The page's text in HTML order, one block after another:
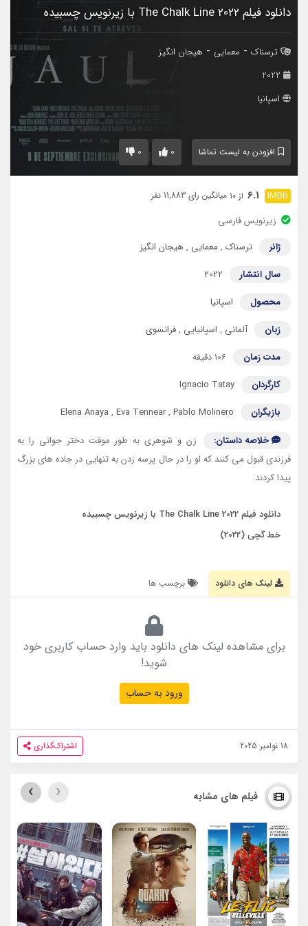
دانلود فیلم The Chalk Line 2022 با زیرنویس چسبیده
ترسناک - معمایی - هیجان انگیز
2022
اسپانیا
افزودن به لیست تماشا 0
0
6.1 از 10 میانگین رای 11,883 نفر
زیرنویس فارسی
ژانر
ترسناک , معمایی , هیجان انگیز
سال انتشار
2022
محصول
اسپانیا
زبان
آلمانی , اسپانیایی ,فرانسوی
مدت زمان
106 دقیقه
کارگردان
Ignacio Tatay
بازیگران
Elena Anaya , Eva Tennear, Pablo Molinero
خلاصه داستان:
زن و شوهری به طور موقت دختر جوانی را به
فرزندی قبول می کنند که او را در حال پرسه زدن به تنهایی در جاده های بزرگ
پیدا کردند.
دانلود فیلم The Chalk Line 2022 با زیرنویس چسبیده
خط گچی (2022)
لینک های دانلود برچسب ها
برای مشاهده لینک های دانلود باید وارد حساب کاربری خود
شوید!
ورود به حساب
18 نوامبر 2025 اشتراک‌گذاری
فیلم های مشابه ‹
›